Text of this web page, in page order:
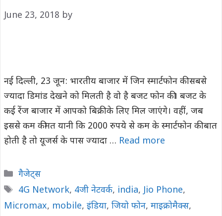
June 23, 2018 by
नई दिल्‍ली, 23 जून: भारतीय बाजार में जिन स्मार्टफोन की सबसे
ज्यादा डिमांड देखने को मिलती है वो है बजट फोन की। बजट के
कई रेंज बाजार में आपको बिक्री के लिए मिल जाएंगे। वहीं, जब
इससे कम कीमत यानी कि 2000 रुपये से कम के स्मार्टफोन की बात
होती है तो यूजर्स के पास ज्यादा … Read more
Categories
गैजेट्स
Tags
4G Network, 4जी नेटवर्क, india,Jio Phone,
Micromax, mobile, इंडिया, जियो फोन, माइक्रोमैक्स,